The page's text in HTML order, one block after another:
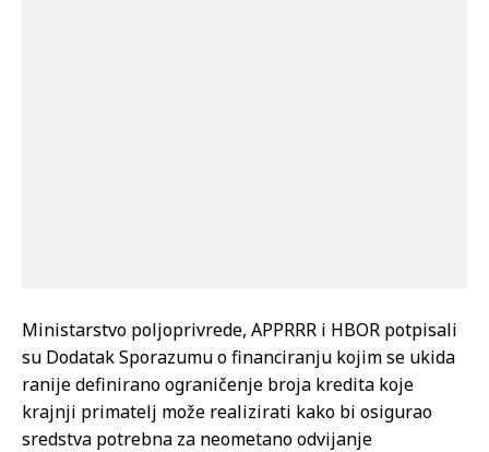
Ministarstvo poljoprivrede, APPRRR i HBOR potpisali
su Dodatak Sporazumu o financiranju kojim se ukida
ranije definirano ograničenje broja kredita koje
krajnji primatelj može realizirati kako bi osigurao
sredstva potrebna za neometano odvijanje